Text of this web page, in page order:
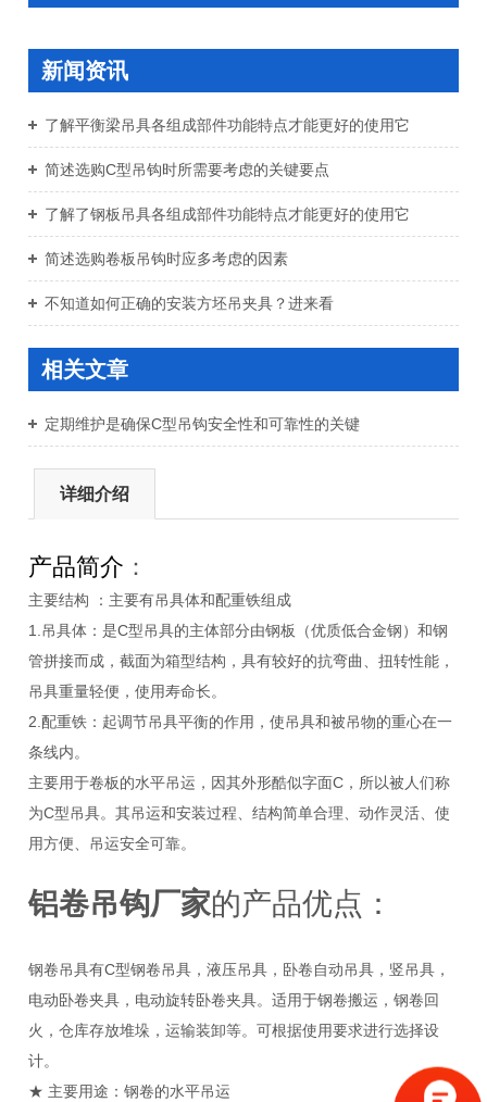
新闻资讯
了解平衡梁吊具各组成部件功能特点才能更好的使用它
简述选购C型吊钩时所需要考虑的关键要点
了解了钢板吊具各组成部件功能特点才能更好的使用它
简述选购卷板吊钩时应多考虑的因素
不知道如何正确的安装方坯吊夹具？进来看
相关文章
定期维护是确保C型吊钩安全性和可靠性的关键
详细介绍
产品简介 ：
主要结构 ：主要有吊具体和配重铁组成
1.吊具体：是C型吊具的主体部分由钢板（优质低合金钢）和钢
管拼接而成，截面为箱型结构，具有较好的抗弯曲、扭转性能，
吊具重量轻便，使用寿命长。
2.配重铁：起调节吊具平衡的作用，使吊具和被吊物的重心在一
条线内。
主要用于卷板的水平吊运，因其外形酷似字面C，所以被人们称
为C型吊具。其吊运和安装过程、结构简单合理、动作灵活、使
用方便、吊运安全可靠。
铝卷吊钩厂家的产品优点：
钢卷吊具有C型钢卷吊具，液压吊具，卧卷自动吊具，竖吊具，
电动卧卷夹具，电动旋转卧卷夹具。适用于钢卷搬运，钢卷回
火，仓库存放堆垛，运输装卸等。可根据使用要求进行选择设
计。
★ 主要用途：钢卷的水平吊运